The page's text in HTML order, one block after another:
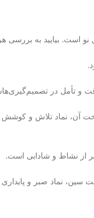
بیایید به بررسی هر
و تأمل در
آن، نماد تلاش و کوشش
از نشاط و شادابی است.
سین، نماد صبر و